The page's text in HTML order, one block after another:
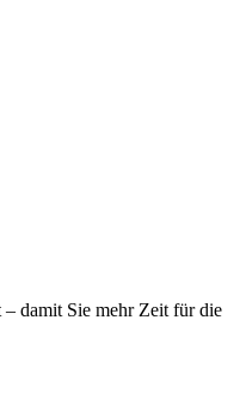
– damit Sie mehr Zeit für die